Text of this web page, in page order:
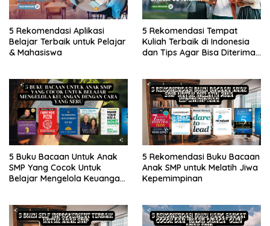
5 Rekomendasi Aplikasi
Belajar Terbaik untuk Pelajar
& Mahasiswa
5 Rekomendasi Tempat
Kuliah Terbaik di Indonesia
dan Tips Agar Bisa Diterima
5 Buku Bacaan Untuk Anak
SMP Yang Cocok Untuk
Belajar Mengelola Keuangan
5 Rekomendasi Buku Bacaan
Anak SMP untuk Melatih Jiwa
Kepemimpinan